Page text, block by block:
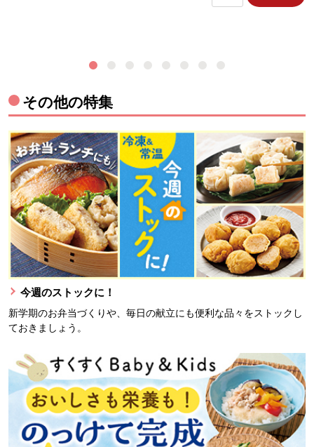
その他の特集
今週のストックに！
新学期のお弁当づくりや、毎日の献立にも便利な品々をストックし
ておきましょう。